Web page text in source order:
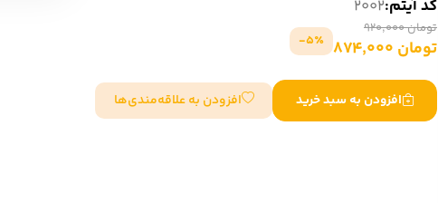
سایر کشورهای اروپا
داستان کوتاه
کد آیتم:2002
تومان 920,000
تومان 874,000 5٪-
افزودن به سبد خرید افزودن به علاقه‌مندی‌ها